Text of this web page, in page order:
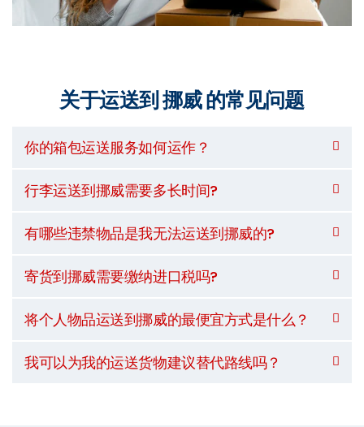
关于运送到 挪威 的常见问题
你的箱包运送服务如何运作？
行李运送到挪威需要多长时间?
有哪些违禁物品是我无法运送到挪威的?
寄货到挪威需要缴纳进口税吗?
将个人物品运送到挪威的最便宜方式是什么？
我可以为我的运送货物建议替代路线吗？